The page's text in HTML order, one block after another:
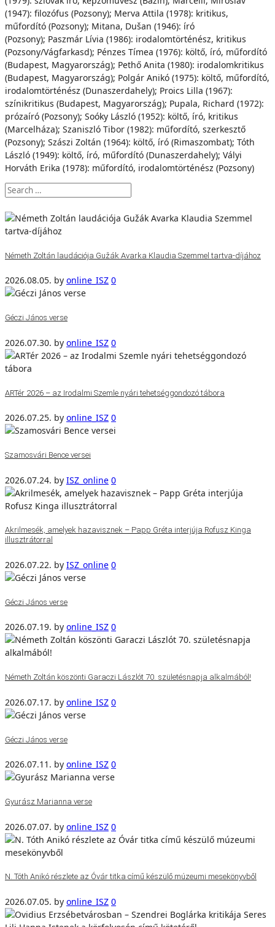
(1947): filozófus (Pozsony); Merva Attila (1978): kritikus,
műfordító (Pozsony); Mitana, Dušan (1946): író
(Pozsony); Paszmár Lívia (1986): irodalomtörténész, kritikus
(Pozsony/Vágfarkasd); Pénzes Tímea (1976): költő, író, műfordító
(Budapest, Magyarország); Pethő Anita (1980): irodalomkritikus
(Budapest, Magyarország); Polgár Anikó (1975): költő, műfordító,
irodalomtörténész (Dunaszerdahely); Proics Lilla (1967):
színikritikus (Budapest, Magyarország); Pupala, Richard (1972):
prózaíró (Pozsony); Soóky László (1952): költő, író, kritikus
(Marcelháza); Szaniszló Tibor (1982): műfordító, szerkesztő
(Pozsony); Szászi Zoltán (1964): költő, író (Rimaszombat); Tóth
László (1949): költő, író, műfordító (Dunaszerdahely); Vályi
Horváth Erika (1978): műfordító, irodalomtörténész (Pozsony)
Németh Zoltán laudációja Gužák Avarka Klaudia Szemmel tartva-díjához
2026.08.05. by online_ISZ 0
Géczi János verse
2026.07.30. by online_ISZ 0
ARTér 2026 – az Irodalmi Szemle nyári tehetséggondozó tábora
2026.07.25. by online_ISZ 0
Szamosvári Bence versei
2026.07.24. by ISZ_online 0
Akrilmesék, amelyek hazavisznek – Papp Gréta interjúja Rofusz Kinga
illusztrátorral
2026.07.22. by ISZ_online 0
Géczi János verse
2026.07.19. by online_ISZ 0
Németh Zoltán köszönti Garaczi Lászlót 70. születésnapja alkalmából!
2026.07.17. by online_ISZ 0
Géczi János verse
2026.07.11. by online_ISZ 0
Gyurász Marianna verse
2026.07.07. by online_ISZ 0
N. Tóth Anikó részlete az Óvár titka című készülő múzeumi mesekönyvből
2026.07.05. by online_ISZ 0